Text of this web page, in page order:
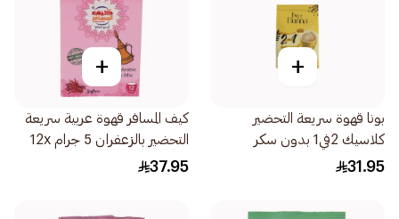
+
بونا قهوة سريعة التحضير
كلاسيك 2في1 بدون سكر
30×12جرام
31.95
+
كيف المسافر قهوة عربية سريعة
التحضير بالزعفران 5 جرام 12x
كوب
37.95